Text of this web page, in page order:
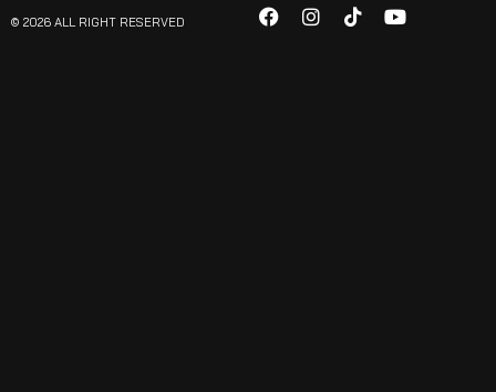
© 2026 ALL RIGHT RESERVED